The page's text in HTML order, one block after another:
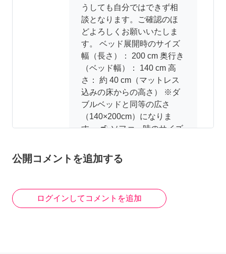
うしても自分ではできず相
談となります。ご確認のほ
どよろしくお願いいたしま
す。 ベッド展開時のサイズ
幅（長さ）： 200 cm 奥行き
（ベッド幅）： 140 cm 高
さ： 約 40 cm（マットレス
込みの床からの高さ） ※ダ
ブルベッドと同等の広さ
（140×200cm）になりま
す。 🛋️ ソファー時のサイズ
cm 高さ： 91 cm 座面の奥行
き： 71 cm 座面の高さ： 40
公開コメントを追加する
ログインしてコメントを追加